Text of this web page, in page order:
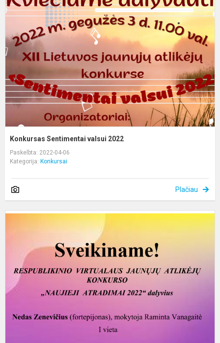
Konkursas Sentimentai valsui 2022
Paskelbta: 2022-04-06
Kategorija: Konkursai
Plačiau